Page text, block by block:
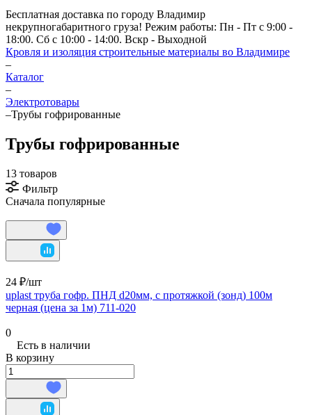
Бесплатная доставка по городу Владимир
некрупногабаритного груза! Режим работы: Пн - Пт с 9:00 -
18:00. Сб с 10:00 - 14:00. Вскр - Выходной
Кровля и изоляция строительные материалы во Владимире
–
Каталог
–
Электротовары
–Трубы гофрированные
Трубы гофрированные
13 товаров
Фильтр
Сначала популярные
24 ₽/шт
uplast труба гофр. ПНД d20мм, с протяжкой (зонд) 100м
черная (цена за 1м) 711-020
0
Есть в наличии
В корзину